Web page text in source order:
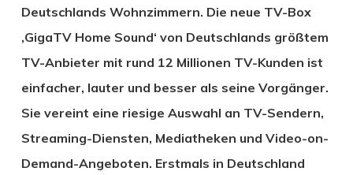
Deutschlands Wohnzimmern. Die neue TV-Box
‚GigaTV Home Sound‘ von Deutschlands größtem
TV-Anbieter mit rund 12 Millionen TV-Kunden ist
einfacher, lauter und besser als seine Vorgänger.
Sie vereint eine riesige Auswahl an TV-Sendern,
Streaming-Diensten, Mediatheken und Video-on-
Demand-Angeboten. Erstmals in Deutschland